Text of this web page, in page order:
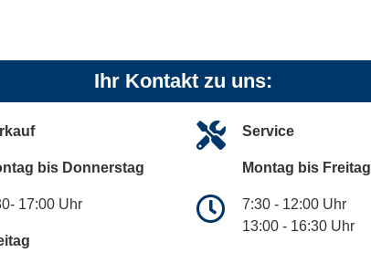
Ihr Kontakt zu uns:
bis Donnerstag
17:00 Uhr
Service
Montag bis Freitag
7:30 - 12:00 Uhr
13:00 - 16:30 Uhr